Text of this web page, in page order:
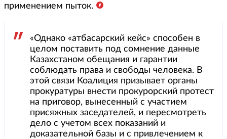
применением пыток.
«Однако «атбасарский кейс» способен в
целом поставить под сомнение данные
Казахстаном обещания и гарантии
соблюдать права и свободы человека. В
этой связи Коалиция призывает органы
прокуратуры внести прокурорский протест
на приговор, вынесенный с участием
присяжных заседателей, и пересмотреть
дело с учетом всех показаний и
доказательной базы и с привлечением к